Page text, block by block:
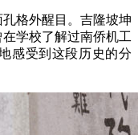
格外醒目。吉隆坡坤
学校了解过南侨机工
感受到这段历史的分